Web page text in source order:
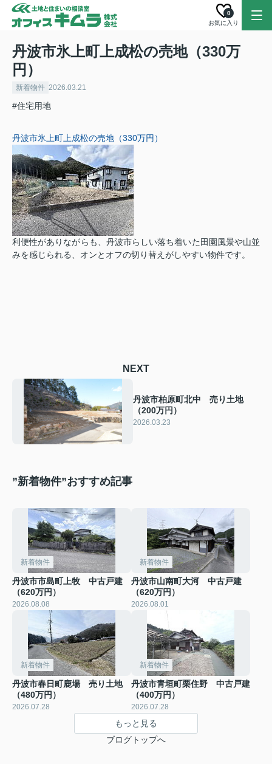
お気に入り
0
丹波市氷上町上成松の売地（330万
円）
新着物件 2026.03.21
#住宅用地
丹波市氷上町上成松の売地（330万円）
利便性がありながらも、丹波市らしい落ち着いた田園風景や山並
みを感じられる、オンとオフの切り替えがしやすい物件です。
NEXT
丹波市柏原町北中 売り土地
（200万円）
2026.03.23
”新着物件”おすすめ記事
新着物件
丹波市市島町上牧 中古戸建
（620万円）
2026.08.08
新着物件
丹波市山南町大河 中古戸建
（620万円）
2026.08.01
新着物件
丹波市春日町鹿場 売り土地
（480万円）
2026.07.28
新着物件
丹波市青垣町栗住野 中古戸建
（400万円）
2026.07.28
もっと見る
ブログトップへ